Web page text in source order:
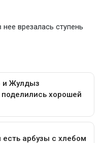
врезалась ступень